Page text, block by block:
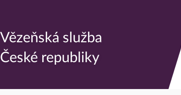
Vězeňská služba
České republiky